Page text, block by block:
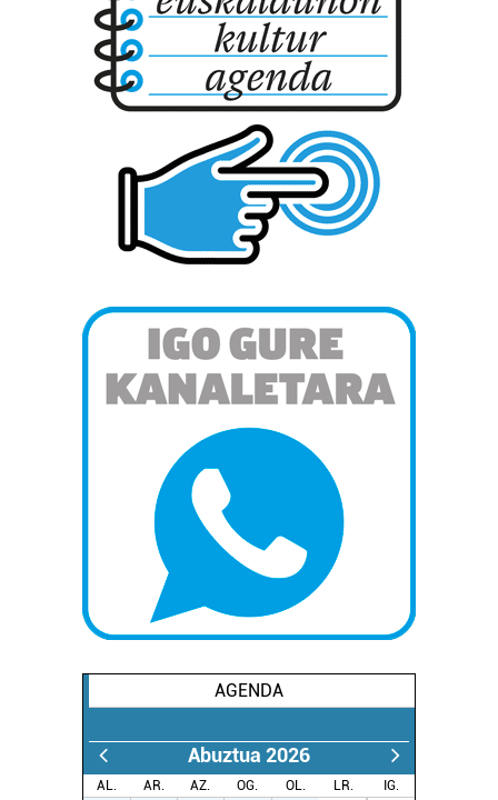
AGENDA
Abuztua 2026
AL. AR. AZ. OG. OL. LR.
IG.